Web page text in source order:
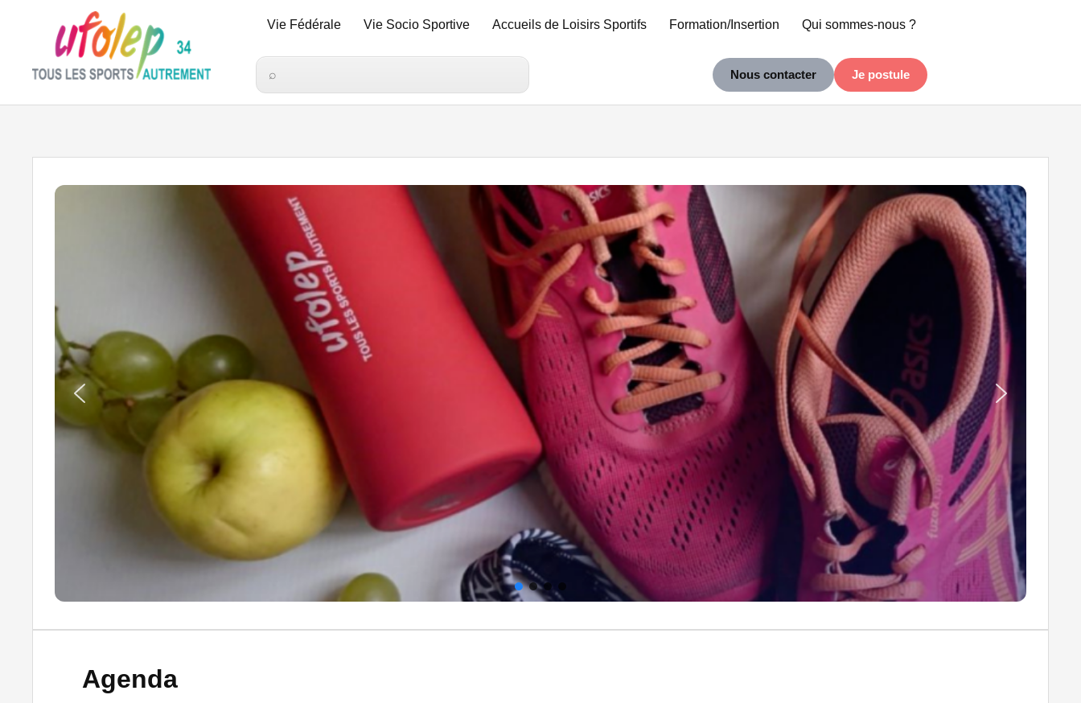
Vie Fédérale Vie Socio Sportive Accueils de Loisirs Sportifs Formation/Insertion Qui sommes-nous ?
Nous contacter Je postule
Agenda